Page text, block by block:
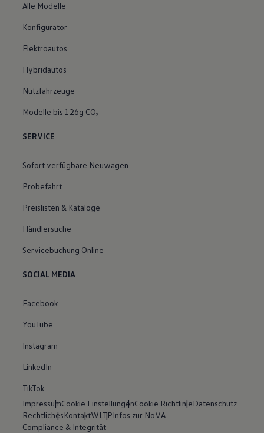
Alle Modelle
Konfigurator
Elektroautos
Hybridautos
Nutzfahrzeuge
Modelle bis 126g CO₂
SERVICE
Sofort verfügbare Neuwagen
Probefahrt
Preislisten & Kataloge
Händlersuche
Servicebuchung Online
SOCIAL MEDIA
Facebook
YouTube
Instagram
LinkedIn
TikTok
ImpressumCookie EinstellungenCookie RichtlinieDatenschutz
RechtlichesKontaktWLTPInfos zur NoVA
Compliance & Integrität